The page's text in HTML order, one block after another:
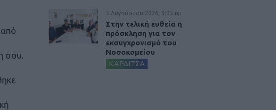
σου.
5 Αυγούστου 2026, 9:05 πμ
Στην τελική ευθεία η
πρόσκληση για τον
εκσυγχρονισμό του
Νοσοκομείου
ΚΑΡΔΙΤΣΑ